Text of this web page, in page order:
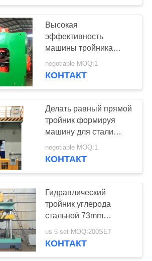
штуцера
скашивая
машины
21
труба
машину
Высокая
эффективность
машины тройника
деформирования в
холодном состоянии
negotiable MOQ:1
КОНТАКТ
Делать равный прямой
тройник формируя
машину для стали
углерода
negotiable MOQ:1
КОНТАКТ
Гидравлический
тройник углерода
стальной 73mm
формируя машину
us 5 set MOQ:200SET
КОНТАКТ